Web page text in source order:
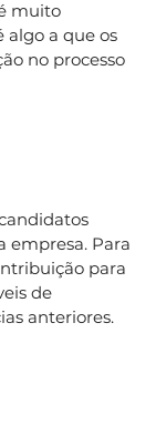
muito
algo a que os
no processo
empresa. Para
para
de
anteriores.